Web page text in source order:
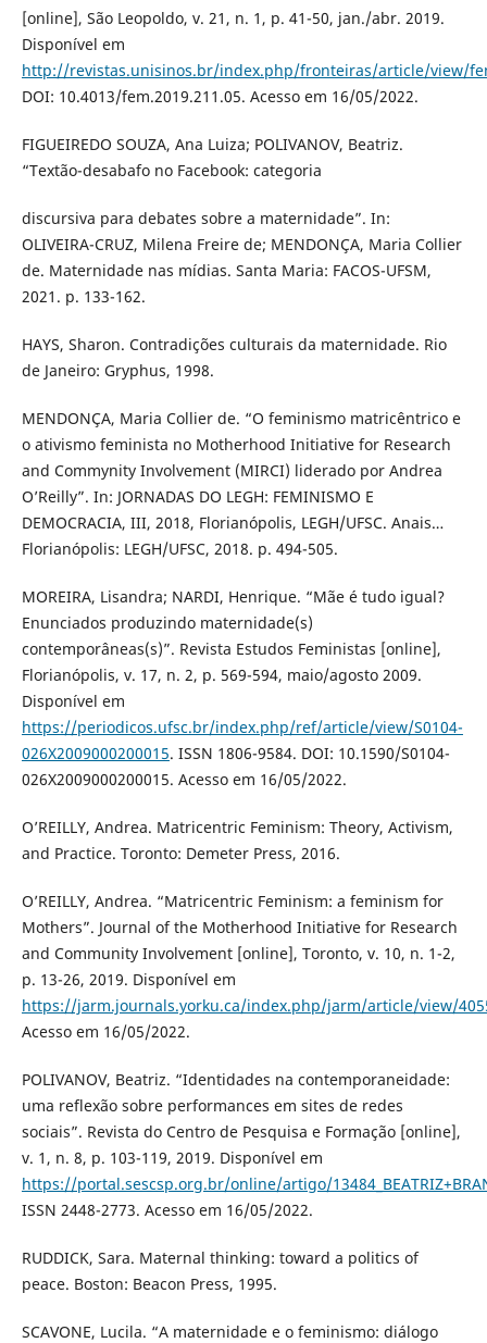
[online], São Leopoldo, v. 21, n. 1, p. 41-50, jan./abr. 2019.
Disponível em
http://revistas.unisinos.br/index.php/fronteiras/article/view/
DOI: 10.4013/fem.2019.211.05. Acesso em 16/05/2022.
FIGUEIREDO SOUZA, Ana Luiza; POLIVANOV, Beatriz.
“Textão-desabafo no Facebook: categoria
discursiva para debates sobre a maternidade”. In:
OLIVEIRA-CRUZ, Milena Freire de; MENDONÇA, Maria Collier
de. Maternidade nas mídias. Santa Maria: FACOS-UFSM,
2021. p. 133-162.
HAYS, Sharon. Contradições culturais da maternidade. Rio
de Janeiro: Gryphus, 1998.
MENDONÇA, Maria Collier de. “O feminismo matricêntrico e
o ativismo feminista no Motherhood Initiative for Research
and Commynity Involvement (MIRCI) liderado por Andrea
O’Reilly”. In: JORNADAS DO LEGH: FEMINISMO E
DEMOCRACIA, III, 2018, Florianópolis, LEGH/UFSC. Anais…
Florianópolis: LEGH/UFSC, 2018. p. 494-505.
MOREIRA, Lisandra; NARDI, Henrique. “Mãe é tudo igual?
Enunciados produzindo maternidade(s)
contemporâneas(s)”. Revista Estudos Feministas [online],
Florianópolis, v. 17, n. 2, p. 569-594, maio/agosto 2009.
Disponível em
https://periodicos.ufsc.br/index.php/ref/article/view/S0104-
026X2009000200015. ISSN 1806-9584. DOI: 10.1590/S0104-
026X2009000200015. Acesso em 16/05/2022.
O’REILLY, Andrea. Matricentric Feminism: Theory, Activism,
and Practice. Toronto: Demeter Press, 2016.
O’REILLY, Andrea. “Matricentric Feminism: a feminism for
Mothers”. Journal of the Motherhood Initiative for Research
and Community Involvement [online], Toronto, v. 10, n. 1-2,
p. 13-26, 2019. Disponível em
https://jarm.journals.yorku.ca/index.php/jarm/article/view/
Acesso em 16/05/2022.
POLIVANOV, Beatriz. “Identidades na contemporaneidade:
uma reflexão sobre performances em sites de redes
sociais”. Revista do Centro de Pesquisa e Formação [online],
v. 1, n. 8, p. 103-119, 2019. Disponível em
https://portal.sescsp.org.br/online/artigo/
ISSN 2448-2773. Acesso em 16/05/2022.
RUDDICK, Sara. Maternal thinking: toward a politics of
peace. Boston: Beacon Press, 1995.
SCAVONE, Lucila. “A maternidade e o feminismo: diálogo